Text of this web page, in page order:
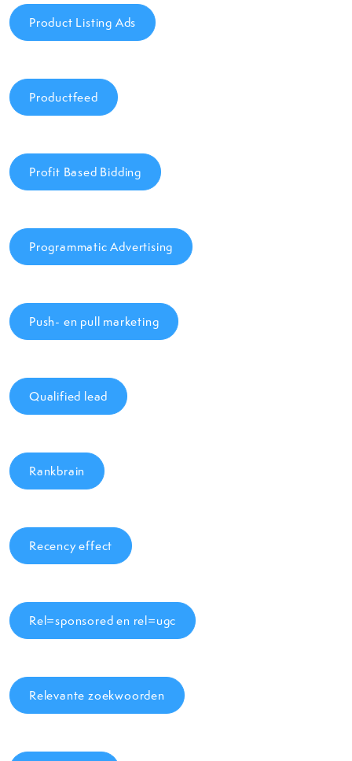
Product Listing Ads
Productfeed
Profit Based Bidding
Programmatic Advertising
Push- en pull marketing
Qualified lead
Rankbrain
Recency effect
Rel=sponsored en rel=ugc
Relevante zoekwoorden